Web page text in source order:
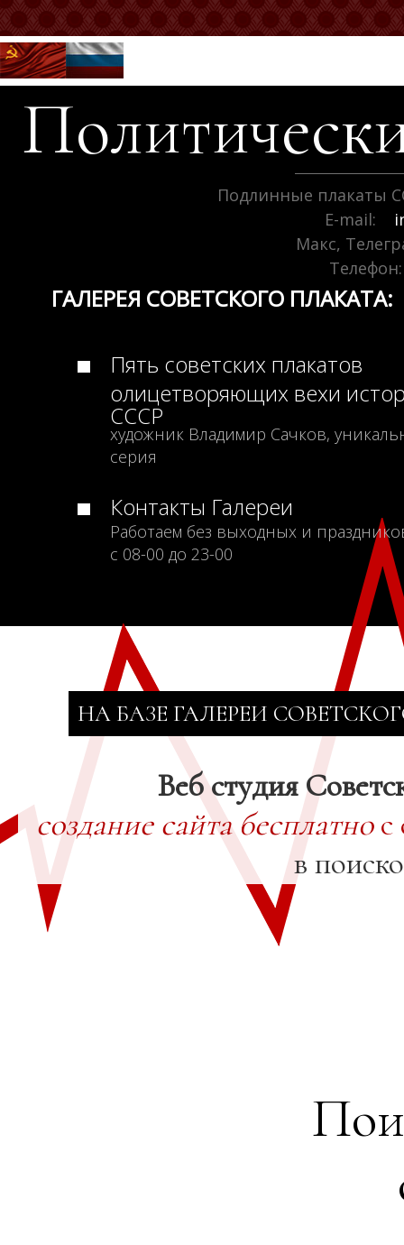
Подлинные плакаты
E-mail:
Макс,
Телефон:
ГАЛЕРЕЯ СОВЕТСКОГО ПЛАКАТА:
Пять советских плакатов
олицетворяющих вехи
СССР
художник Владимир Сачков,
серия
Контакты Галереи
Работаем без выходных и
с 08-00 до 23-00
НА БАЗЕ ГАЛЕРЕИ
Веб студия
создание сайта бесплатнос
в